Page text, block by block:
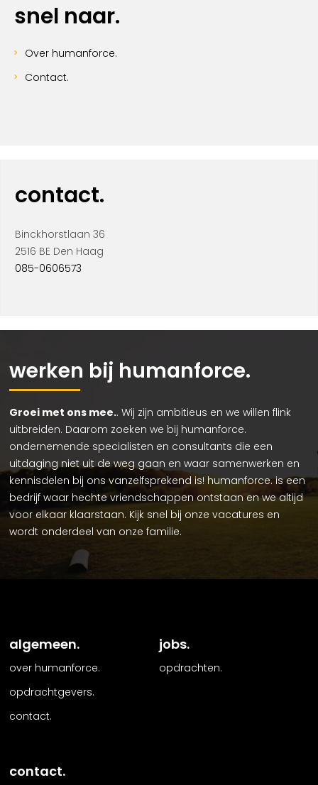
snel naar.
Over humanforce.
Contact.
contact.
Binckhorstlaan 36
2516 BE Den Haag
085-0606573
werken bij humanforce.
Groei met ons mee.. Wij zijn ambitieus en we willen flink
uitbreiden. Daarom zoeken we bij humanforce.
ondernemende specialisten en consultants die een
uitdaging niet uit de weg gaan en waar samenwerken en
kennisdelen bij ons vanzelfsprekend is! humanforce. is een
bedrijf waar hechte vriendschappen ontstaan en we altijd
voor elkaar klaarstaan. Kijk snel bij onze vacatures en
wordt onderdeel van onze familie.
algemeen.
over humanforce.
opdrachtgevers.
contact.
jobs.
opdrachten.
contact.